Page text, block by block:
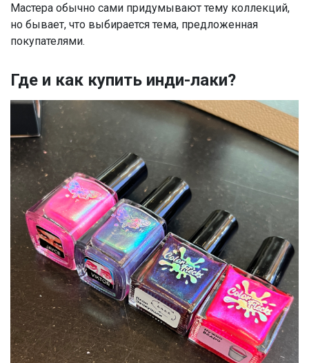
Мастера обычно сами придумывают тему коллекций,
но бывает, что выбирается тема, предложенная
покупателями.
Где и как купить инди-лаки?